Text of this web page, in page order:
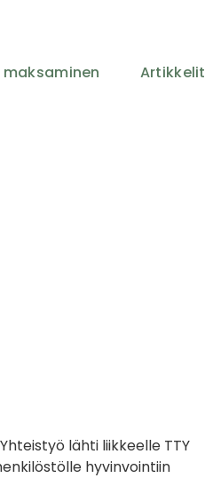
Artikkelit
lähti liikkeelle TTY
hyvinvointiin